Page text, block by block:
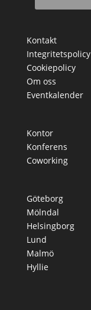
Kontakt
Integritetspolicy
Cookiepolicy
Om oss
Eventkalender
Kontor
Konferens
Coworking
Göteborg
Mölndal
Helsingborg
Lund
Malmö
Hyllie